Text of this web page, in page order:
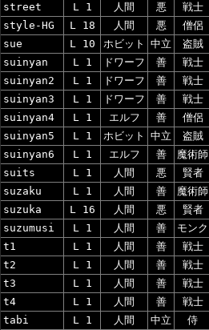
street
L 1 人間 悪 戦士
style-HG
L 18 人間 悪 僧侶
sue
L 10 ホビット 中立 盗賊
suinyan
L 1 ドワーフ 善 戦士
suinyan2
L 1 ドワーフ 善 戦士
suinyan3
L 1 ドワーフ 善 戦士
suinyan4
L 1 エルフ 善 僧侶
suinyan5
L 1 ホビット 中立 盗賊
suinyan6
L 1 エルフ 善 魔術師
suits
L 1 人間 悪 賢者
suzaku
L 1 人間 善 魔術師
suzuka
L 16 人間 悪 賢者
suzumusi
L 1 人間 善 モンク
t1
L 1 人間 善 戦士
t2
L 1 人間 善 戦士
t3
L 1 人間 善 戦士
t4
L 1 人間 善 戦士
tabi
L 1 人間 中立 侍